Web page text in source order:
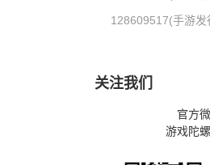
128609517(手游发
关注我们
官方
游戏陀